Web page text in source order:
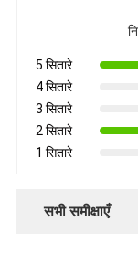
5 सितारे
4 सितारे
3 सितारे
2 सितारे
1 सितारे
सभी समीक्षाएँ